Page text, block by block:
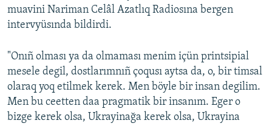
muavini Nariman Celâl Azatlıq Radiosına bergen
intervyüsında bildirdi.
"Onıñ olması ya da olmaması menim içün printsipial
mesele degil, dostlarımnıñ çoqusı aytsa da, o, bir timsal
olaraq yoq etilmek kerek. Men böyle bir insan degilim.
Men bu ceetten daa pragmatik bir insanım. Eger o
bizge kerek olsa, Ukrayinağa kerek olsa, Ukrayina